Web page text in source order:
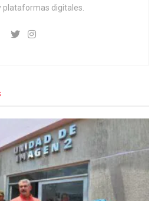
plataformas digitales.